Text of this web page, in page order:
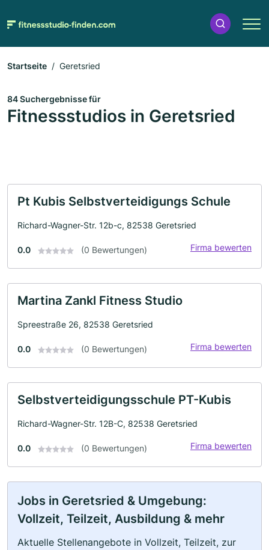
Startseite Geretsried
84 Suchergebnisse für
Fitnessstudios in Geretsried
Pt Kubis Selbstverteidigungs Schule
Richard-Wagner-Str. 12b-c, 82538 Geretsried
0.0 (0 Bewertungen) Firma bewerten
Martina Zankl Fitness Studio
Spreestraße 26, 82538 Geretsried
0.0 (0 Bewertungen) Firma bewerten
Selbstverteidigungsschule PT-Kubis
Richard-Wagner-Str. 12B-C, 82538 Geretsried
0.0 (0 Bewertungen) Firma bewerten
Jobs in Geretsried & Umgebung:
Vollzeit, Teilzeit, Ausbildung & mehr
Aktuelle Stellenangebote in Vollzeit, Teilzeit, zur